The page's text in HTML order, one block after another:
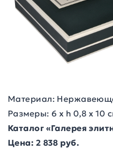
Материал:
Размеры: 6 х h 0,8 х 10
Каталог «Галерея
Цена: 2 838 руб.